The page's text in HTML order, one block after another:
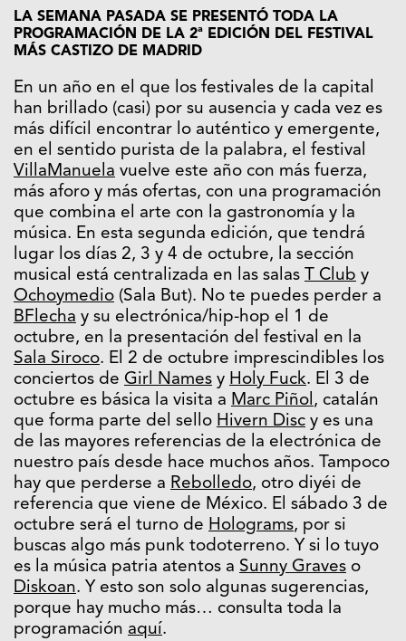
LA SEMANA PASADA SE PRESENTÓ TODA LA
PROGRAMACIÓN DE LA 2ª EDICIÓN DEL FESTIVAL
MÁS CASTIZO DE MADRID
En un año en el que los festivales de la capital
han brillado (casi) por su ausencia y cada vez es
más difícil encontrar lo auténtico y emergente,
en el sentido purista de la palabra, el festival
VillaManuela vuelve este año con más fuerza,
más aforo y más ofertas, con una programación
que combina el arte con la gastronomía y la
música. En esta segunda edición, que tendrá
lugar los días 2, 3 y 4 de octubre, la sección
musical está centralizada en las salas T Club y
Ochoymedio (Sala But). No te puedes perder a
BFlecha y su electrónica/hip-hop el 1 de
octubre, en la presentación del festival en la
Sala Siroco. El 2 de octubre imprescindibles los
conciertos de Girl Names y Holy Fuck. El 3 de
octubre es básica la visita a Marc Piñol, catalán
que forma parte del sello Hivern Disc y es una
de las mayores referencias de la electrónica de
nuestro país desde hace muchos años. Tampoco
hay que perderse a Rebolledo, otro diyéi de
referencia que viene de México. El sábado 3 de
octubre será el turno de Holograms, por si
buscas algo más punk todoterreno. Y si lo tuyo
es la música patria atentos a Sunny Graves o
Diskoan. Y esto son solo algunas sugerencias,
porque hay mucho más… consulta toda la
programación aquí.